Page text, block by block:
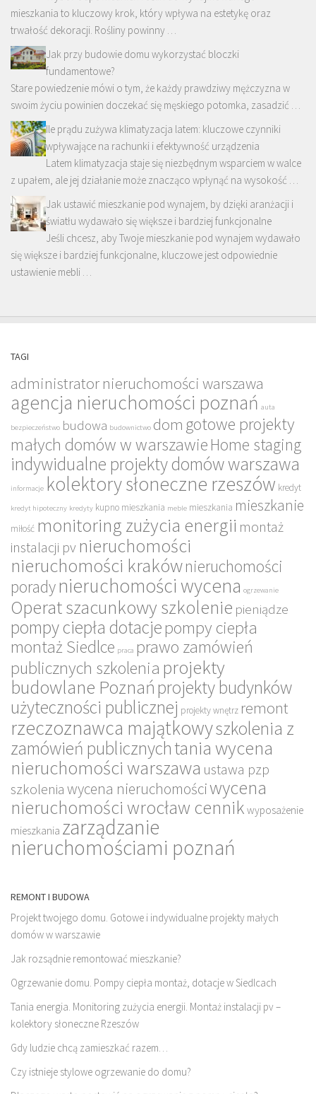
mieszkania to kluczowy krok, który wpływa na estetykę oraz
trwałość dekoracji. Rośliny powinny …
Jak przy budowie domu wykorzystać bloczki
fundamentowe?
Stare powiedzenie mówi o tym, że każdy prawdziwy mężczyzna w
swoim życiu powinien doczekać się męskiego potomka, zasadzić …
Ile prądu zużywa klimatyzacja latem: kluczowe czynniki
wpływające na rachunki i efektywność urządzenia
Latem klimatyzacja staje się niezbędnym wsparciem w walce
z upałem, ale jej działanie może znacząco wpłynąć na wysokość …
Jak ustawić mieszkanie pod wynajem, by dzięki aranżacji i
światłu wydawało się większe i bardziej funkcjonalne
Jeśli chcesz, aby Twoje mieszkanie pod wynajem wydawało
się większe i bardziej funkcjonalne, kluczowe jest odpowiednie
ustawienie mebli …
TAGI
administrator nieruchomości warszawa
agencja nieruchomości poznań auta
bezpieczeństwo budowa budownictwo dom gotowe projekty
małych domów w warszawie Home staging
indywidualne projekty domów warszawa
informacje kolektory słoneczne rzeszów kredyt
kredyt hipoteczny kredyty kupno mieszkania meble mieszkania mieszkanie
miłość monitoring zużycia energii montaż
instalacji pv nieruchomości
nieruchomości krakównieruchomości
poradynieruchomości wycena ogrzewanie
Operat szacunkowy szkolenie pieniądze
pompy ciepła dotacjepompy ciepła
montaż Siedlce praca prawo zamówień
publicznych szkolenia projekty
budowlane Poznańprojekty budynków
użyteczności publicznej projekty wnętrz remont
rzeczoznawca majątkowyszkolenia z
zamówień publicznychtania wycena
nieruchomości warszawa ustawa pzp
szkolenia wycena nieruchomościwycena
nieruchomości wrocław cennik wyposażenie
mieszkania zarządzanie
nieruchomościami poznań
REMONT I BUDOWA
Projekt twojego domu. Gotowe i indywidualne projekty małych
domów w warszawie
Jak rozsądnie remontować mieszkanie?
Ogrzewanie domu. Pompy ciepła montaż, dotacje w Siedlcach
Tania energia. Monitoring zużycia energii. Montaż instalacji pv –
kolektory słoneczne Rzeszów
Gdy ludzie chcą zamieszkać razem…
Czy istnieje stylowe ogrzewanie do domu?